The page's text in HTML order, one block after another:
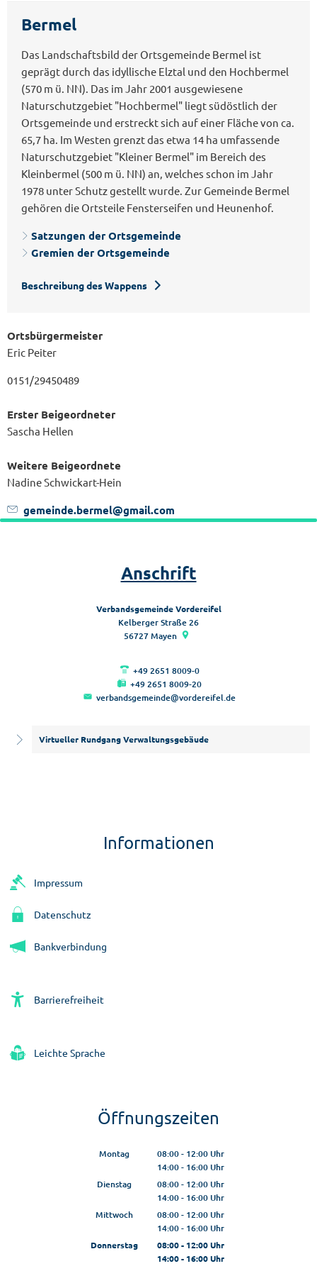
Bermel
Das Landschaftsbild der Ortsgemeinde Bermel ist
geprägt durch das idyllische Elztal und den Hochbermel
(570 m ü. NN). Das im Jahr 2001 ausgewiesene
Naturschutzgebiet "Hochbermel" liegt südöstlich der
Ortsgemeinde und erstreckt sich auf einer Fläche von ca.
65,7 ha. Im Westen grenzt das etwa 14 ha umfassende
Naturschutzgebiet "Kleiner Bermel" im Bereich des
Kleinbermel (500 m ü. NN) an, welches schon im Jahr
1978 unter Schutz gestellt wurde. Zur Gemeinde Bermel
gehören die Ortsteile Fensterseifen und Heunenhof.
Satzungen der Ortsgemeinde
Gremien der Ortsgemeinde
Beschreibung des Wappens
Ortsbürgermeister
Eric Peiter
0151/29450489
Erster Beigeordneter
Sascha Hellen
Weitere Beigeordnete
Nadine Schwickart-Hein
gemeinde.bermel@gmail.com
Anschrift
Verbandsgemeinde Vordereifel
Kelberger Straße 26
56727 Mayen
+49 2651 8009-0
+49 2651 8009-20
verbandsgemeinde@vordereifel.de
Virtueller Rundgang Verwaltungsgebäude
Informationen
Impressum
Datenschutz
Bankverbindung
Barrierefreiheit
Leichte Sprache
Öffnungszeiten
Montag 08:00- 12:00Uhr
Von 08:00 bis 12:00 Uhr
14:00- 16:00Uhr
Von 14:00 bis 16:00 Uhr
Dienstag 08:00- 12:00Uhr
Von 08:00 bis 12:00 Uhr
14:00- 16:00Uhr
Von 14:00 bis 16:00 Uhr
Mittwoch 08:00- 12:00Uhr
Von 08:00 bis 12:00 Uhr
14:00- 16:00Uhr
Von 14:00 bis 16:00 Uhr
Donnerstag 08:00- 12:00Uhr
Von 08:00 bis 12:00 Uhr
14:00- 16:00Uhr